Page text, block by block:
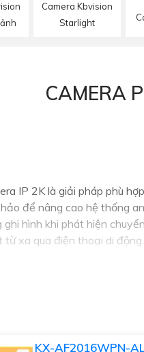
Camera Kbvision
Starlight
CAMERA
IP 2K là giải pháp phù
để nâng cao hệ thống
hình khi phát hiện
xa qua điện thoại di
KX-AF2016WPN-